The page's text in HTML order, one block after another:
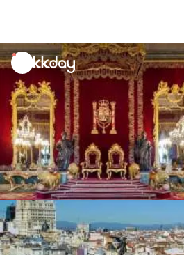
unread
notifications